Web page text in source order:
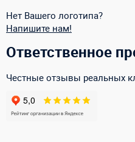
Нет Вашего логотипа?
Напишите нам!
Ответственное
Честные отзывы реальных